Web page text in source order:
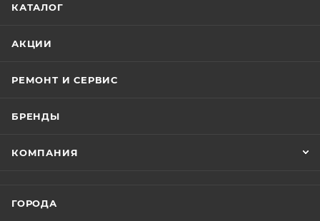
возможности приложений, использующих
новым iPhone 15. Его 6,1-дюймовый OLED-экран
связь, True Tone и защищен прочным стеклом
КАТАЛОГ
АКЦИИ
РЕМОНТ И СЕРВИС
БРЕНДЫ
КОМПАНИЯ
ГОРОДА